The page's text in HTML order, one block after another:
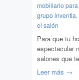
mobiliario
grupo inventia,
el salón
Para que tu
espectacular
salones que
Leer más →